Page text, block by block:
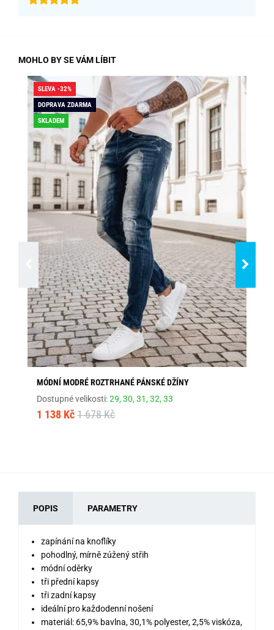
MOHLO BY SE VÁM LÍBIT
SLEVA -32%
DOPRAVA ZDARMA
SKLADEM
MÓDNÍ MODRÉ ROZTRHANÉ PÁNSKÉ DŽÍNY
Dostupné velikosti:29,30,31,32,33
1 138 Kč 1 678 Kč
POPIS PARAMETRY
zapínání na knoflíky
pohodlný, mírně zúžený střih
módní oděrky
tři přední kapsy
tři zadní kapsy
ideální pro každodenní nošení
materiál: 65,9% bavlna, 30,1% polyester, 2,5% viskóza,